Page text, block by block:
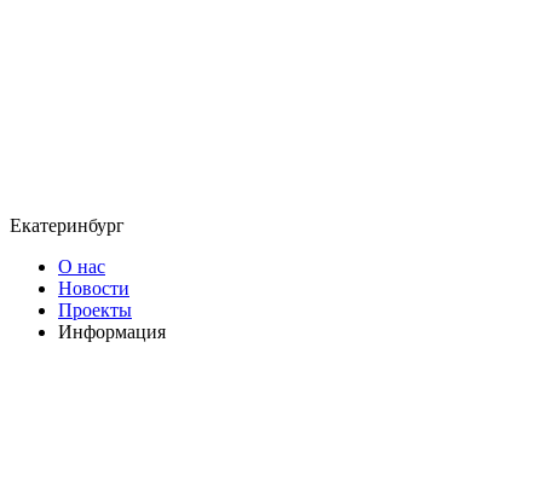
Екатеринбург
О нас
Новости
Проекты
Информация